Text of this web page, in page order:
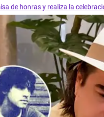
de honras y realiza la